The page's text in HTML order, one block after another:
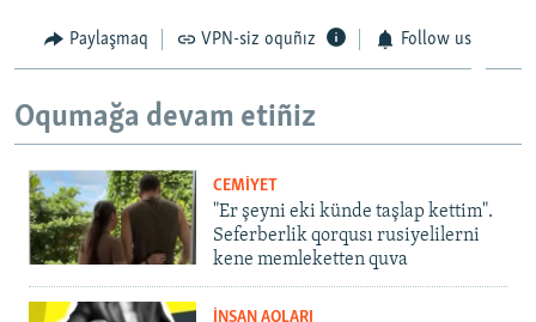
Paylaşmaq VPN-siz oquñız Follow us
Oqumağa devam etiñiz
CEMİYET
"Er şeyni eki künde taşlap kettim".
Seferberlik qorqusı rusiyelilerni
kene memleketten quva
İNSAN AQLARI